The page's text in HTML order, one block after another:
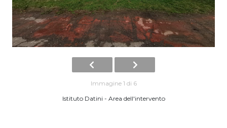
Immagine 1 di 6
Istituto Datini - Area dell'intervento